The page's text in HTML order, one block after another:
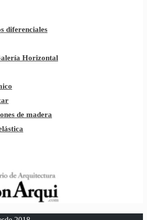
diferenciales
Horizontal
de madera